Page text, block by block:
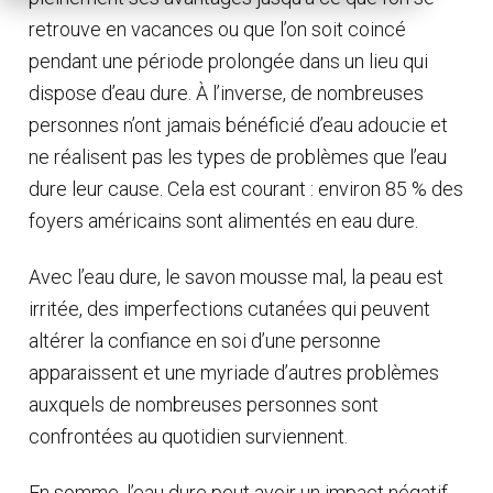
retrouve en vacances ou que l’on soit coincé
pendant une période prolongée dans un lieu qui
dispose d’eau dure. À l’inverse, de nombreuses
personnes n’ont jamais bénéficié d’eau adoucie et
ne réalisent pas les types de problèmes que l’eau
dure leur cause. Cela est courant : environ 85 % des
foyers américains sont alimentés en eau dure.
Avec l’eau dure, le savon mousse mal, la peau est
irritée, des imperfections cutanées qui peuvent
altérer la confiance en soi d’une personne
apparaissent et une myriade d’autres problèmes
auxquels de nombreuses personnes sont
confrontées au quotidien surviennent.